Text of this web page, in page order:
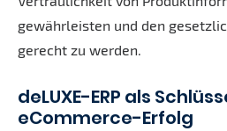
gewährleisten und den
gerecht zu werden.
deLUXE-ERP als
eCommerce-Erfolg